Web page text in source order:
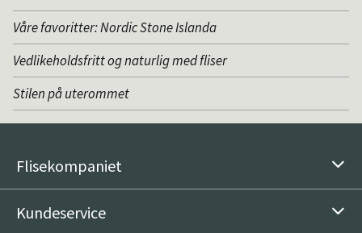
Våre favoritter: Nordic Stone Islanda
Vedlikeholdsfritt og naturlig med fliser
Stilen på uterommet
Flisekompaniet
Kundeservice